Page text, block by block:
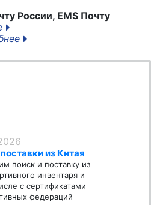
России, EMS Почту
из Китая
поиск и поставку из
инвентаря и
с сертификатами
федераций